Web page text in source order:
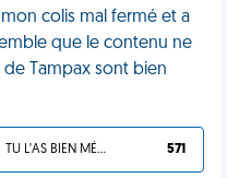
colis mal fermé et a
que le contenu ne
de Tampax sont bien
TU L'AS BIEN MÉRITÉ 571